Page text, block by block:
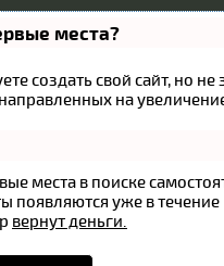
места?
создать свой сайт, но
на
места в поиске
появляются уже в
вернут деньги.